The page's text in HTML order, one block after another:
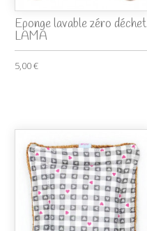
Eponge lavable zéro déchet
LAMA
5,00 €